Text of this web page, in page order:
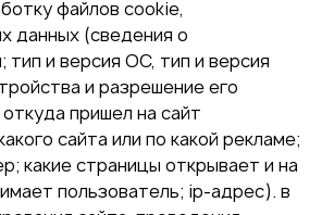
файлов cookie,
данных (сведения о
и версия ОС, тип и версия
и разрешение его
пришел на сайт
сайта или по какой рекламе;
какие страницы открывает и на
пользователь; ip-адрес). в